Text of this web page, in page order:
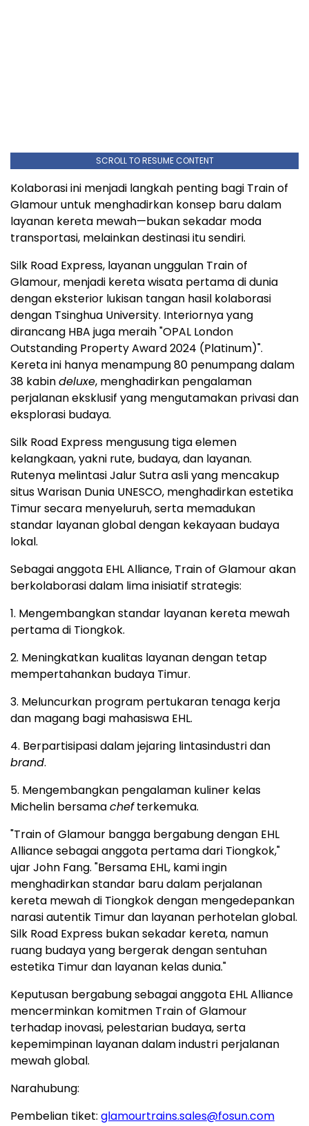
SCROLL TO RESUME CONTENT
Kolaborasi ini menjadi langkah penting bagi Train of
Glamour untuk menghadirkan konsep baru dalam
layanan kereta mewah—bukan sekadar moda
transportasi, melainkan destinasi itu sendiri.
Silk Road Express, layanan unggulan Train of
Glamour, menjadi kereta wisata pertama di dunia
dengan eksterior lukisan tangan hasil kolaborasi
dengan Tsinghua University. Interiornya yang
dirancang HBA juga meraih "OPAL London
Outstanding Property Award 2024 (Platinum)".
Kereta ini hanya menampung 80 penumpang dalam
38 kabindeluxe, menghadirkan pengalaman
perjalanan eksklusif yang mengutamakan privasi dan
eksplorasi budaya.
Silk Road Express mengusung tiga elemen
kelangkaan, yakni rute, budaya, dan layanan.
Rutenya melintasi Jalur Sutra asli yang mencakup
situs Warisan Dunia UNESCO, menghadirkan estetika
Timur secara menyeluruh, serta memadukan
standar layanan global dengan kekayaan budaya
lokal.
Sebagai anggota EHL Alliance, Train of Glamour akan
berkolaborasi dalam lima inisiatif strategis:
1. Mengembangkan standar layanan kereta mewah
pertama di Tiongkok.
2. Meningkatkan kualitas layanan dengan tetap
mempertahankan budaya Timur.
3. Meluncurkan program pertukaran tenaga kerja
dan magang bagi mahasiswa EHL.
4. Berpartisipasi dalam jejaring lintasindustri dan
brand.
5. Mengembangkan pengalaman kuliner kelas
Michelin bersamachefterkemuka.
"Train of Glamour bangga bergabung dengan EHL
Alliance sebagai anggota pertama dari Tiongkok,"
ujar John Fang. "Bersama EHL, kami ingin
menghadirkan standar baru dalam perjalanan
kereta mewah di Tiongkok dengan mengedepankan
narasi autentik Timur dan layanan perhotelan global.
Silk Road Express bukan sekadar kereta, namun
ruang budaya yang bergerak dengan sentuhan
estetika Timur dan layanan kelas dunia."
Keputusan bergabung sebagai anggota EHL Alliance
mencerminkan komitmen Train of Glamour
terhadap inovasi, pelestarian budaya, serta
kepemimpinan layanan dalam industri perjalanan
mewah global.
Narahubung:
Pembelian tiket: glamourtrains.sales@fosun.com